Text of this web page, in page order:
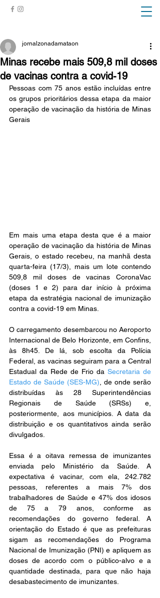
Minas recebe mais 509,8 mil doses
de vacinas contra a covid-19
jornalzonadamataon
Pessoas com 75 anos estão incluídas entre
os grupos prioritários dessa etapa da maior
operação de vacinação da história de Minas
Gerais
Em mais uma etapa desta que é a maior
operação de vacinação da história de Minas
Gerais, o estado recebeu, na manhã desta
quarta-feira (17/3), mais um lote contendo
509,8 mil doses de vacinas CoronaVac
(doses 1 e 2) para dar início à próxima
etapa da estratégia nacional de imunização
contra a covid-19 em Minas.
O carregamento desembarcou no Aeroporto
Internacional de Belo Horizonte, em Confins,
às 8h45. De lá, sob escolta da Polícia
Federal, as vacinas seguiram para a Central
Estadual da Rede de Frio da Secretaria de
Estado de Saúde (SES-MG), de onde serão
distribuídas às 28 Superintendências
Regionais de Saúde (SRSs) e,
posteriormente, aos municípios. A data da
distribuição e os quantitativos ainda serão
divulgados.
Essa é a oitava remessa de imunizantes
enviada pelo Ministério da Saúde. A
expectativa é vacinar, com ela, 242.782
pessoas, referentes a mais 7% dos
trabalhadores de Saúde e 47% dos idosos
de 75 a 79 anos, conforme as
recomendações do governo federal. A
orientação do Estado é que as prefeituras
sigam as recomendações do Programa
Nacional de Imunização (PNI) e apliquem as
doses de acordo com o público-alvo e a
quantidade destinada, para que não haja
desabastecimento de imunizantes.